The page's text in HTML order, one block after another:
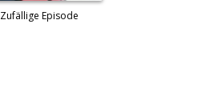
Zufällige Episode